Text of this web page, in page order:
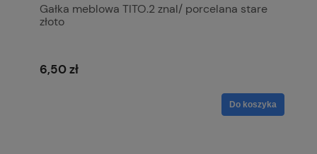
Gałka meblowa TITO.2 znal/ porcelana stare
złoto
6,50 zł
Do koszyka